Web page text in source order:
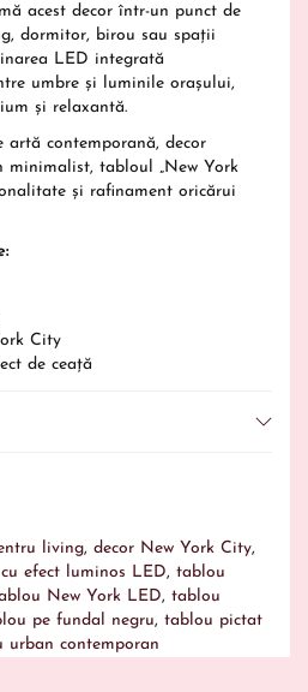
acest decor într-un punct de
dormitor, birou sau spații
LED integrată
umbre și luminile orașului,
și relaxantă.
contemporană, decor
minimalist, tabloul „New York
și rafinament oricărui
City
de ceață
artist în partea stângă jos.
certificat de autenticitate
living, decor New York City,
efect luminos LED, tablou
New York LED, tablou
pe fundal negru, tablou pictat
urban contemporan